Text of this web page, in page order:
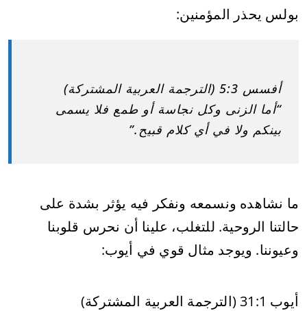
بولس يحذر المؤمنين:
أفسس 5:3 (الترجمة العربية المشتركة)
“أما الزنى وكل نجاسة أو طمع فلا يسمى
بينكم ولا في أي كلام قبيح.”
ما نشاهده ونسمعه ونفكر فيه يؤثر بشدة على
حالتنا الروحية. للتغلب، علينا أن نحرس قلوبنا
وعيوننا. ويوجد مثال قوي في أيوب:
أيوب 31:1 (الترجمة العربية المشتركة)